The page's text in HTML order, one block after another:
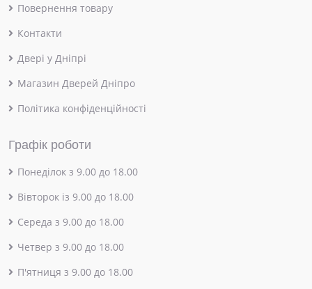
Повернення товару
Контакти
Двері у Дніпрі
Магазин Дверей Дніпро
Політика конфіденційності
Графік роботи
Понеділок з 9.00 до 18.00
Вівторок із 9.00 до 18.00
Середа з 9.00 до 18.00
Четвер з 9.00 до 18.00
П'ятниця з 9.00 до 18.00